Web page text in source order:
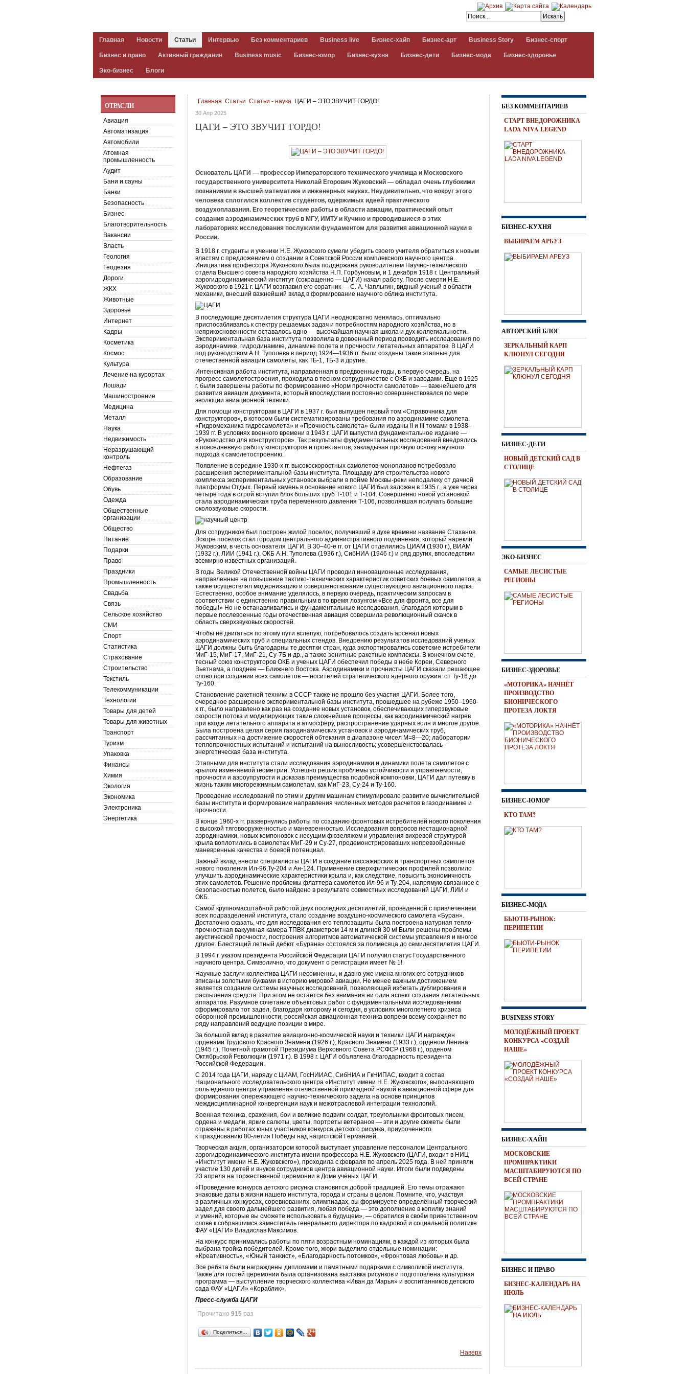
Главная Новости Статьи Интервью Без комментариев Business live Бизнес-хайп Бизнес-арт Business Story Бизнес-спорт
Бизнес и право Активный гражданин Business music Бизнес-юмор Бизнес-кухня Бизнес-дети Бизнес-мода Бизнес-здоровье
Эко-бизнес Блоги
Главная Статьи Статьи - наука ЦАГИ – ЭТО ЗВУЧИТ ГОРДО!
30 Апр 2025
ЦАГИ – ЭТО ЗВУЧИТ ГОРДО!
Основатель ЦАГИ — профессор Императорского технического училища и Московского
государственного университета Николай Егорович Жуковский — обладал очень глубокими
познаниями в высшей математике и инженерных науках. Неудивительно, что вокруг этого
человека сплотился коллектив студентов, одержимых идеей практического
воздухоплавания. Его теоретические работы в области авиации, практический опыт
создания аэродинамических труб в МГУ, ИМТУ и Кучино и проводившиеся в этих
лабораториях исследования послужили фундаментом для развития авиационной науки в
России.
В 1918 г. студенты и ученики Н.Е. Жуковского сумели убедить своего учителя обратиться к новым
властям с предложением о создании в Советской России комплексного научного центра.
Инициатива профессора Жуковского была поддержана руководителем Научно-технического
отдела Высшего совета народного хозяйства Н.П. Горбуновым, и 1 декабря 1918 г. Центральный
аэрогидродинамический институт (сокращенно — ЦАГИ) начал работу. После смерти Н.Е.
Жуковского в 1921 г. ЦАГИ возглавил его соратник — С. А. Чаплыгин, видный ученый в области
механики, внесший важнейший вклад в формирование научного облика института.
В последующие десятилетия структура ЦАГИ неоднократно менялась, оптимально
приспосабливаясь к спектру решаемых задач и потребностям народного хозяйства, но в
неприкосновенности оставалось одно — высочайшая научная школа и дух коллегиальности.
Экспериментальная база института позволила в довоенный период проводить исследования по
аэродинамике, гидродинамике, динамике полета и прочности летательных аппаратов. В ЦАГИ
под руководством А.Н. Туполева в период 1924—1936 гг. были созданы такие этапные для
отечественной авиации самолеты, как ТБ-1, ТБ-3 и другие.
Интенсивная работа института, направленная в предвоенные годы, в первую очередь, на
прогресс самолетостроения, проходила в тесном сотрудничестве с ОКБ и заводами. Еще в 1925
г. были завершены работы по формированию «Норм прочности самолетов» — важнейшего для
развития авиации документа, который впоследствии постоянно совершенствовался по мере
эволюции авиационной техники.
Для помощи конструкторам в ЦАГИ в 1937 г. был выпущен первый том «Справочника для
конструкторов», в котором были систематизированы требования по аэродинамике самолета.
«Гидромеханика гидросамолета» и «Прочность самолета» были изданы II и III томами в 1938–
1939 гг. В условиях военного времени в 1943 г. ЦАГИ выпустил фундаментальное издание —
«Руководство для конструкторов». Так результаты фундаментальных исследований внедрялись
в повседневную работу конструкторов и проектантов, закладывая прочную основу научного
подхода к самолетостроению.
Появление в середине 1930-х гг. высокоскоростных самолетов-монопланов потребовало
расширения экспериментальной базы института. Площадку для строительства нового
комплекса экспериментальных установок выбрали в пойме Москвы-реки неподалеку от дачной
платформы Отдых. Первый камень в основание нового ЦАГИ был заложен в 1935 г., а уже через
четыре года в строй вступил блок больших труб Т-101 и Т-104. Совершенно новой установкой
стала аэродинамическая труба переменного давления Т-106, позволявшая получать большие
околозвуковые скорости.
Для сотрудников был построен жилой поселок, получивший в духе времени название Стаханов.
Вскоре поселок стал городом центрального административного подчинения, который нарекли
Жуковским, в честь основателя ЦАГИ. В 30–40-е гг. от ЦАГИ отделились ЦИАМ (1930 г.), ВИАМ
(1932 г.), ЛИИ (1941 г.), ОКБ А.Н. Туполева (1936 г.), СибНИА (1946 г.) и ряд других, впоследствии
всемирно известных организаций.
В годы Великой Отечественной войны ЦАГИ проводил инновационные исследования,
направленные на повышение тактико-технических характеристик советских боевых самолетов, а
также осуществлял модернизацию и совершенствование существующего авиационного парка.
Естественно, особое внимание уделялось, в первую очередь, практическим запросам в
соответствии с единственно правильным в то время лозунгом «Все для фронта, все для
победы!» Но не останавливались и фундаментальные исследования, благодаря которым в
первые послевоенные годы отечественная авиация совершила революционный скачок в
область сверхзвуковых скоростей.
Чтобы не двигаться по этому пути вслепую, потребовалось создать арсенал новых
аэродинамических труб и специальных стендов. Внедрению результатов исследований ученых
ЦАГИ должны быть благодарны те десятки стран, куда экспортировались советские истребители
МиГ-15, МиГ-17, МиГ-21, Су-7Б и др., а также зенитные ракетные комплексы. В конечном счете,
тесный союз конструкторов ОКБ и ученых ЦАГИ обеспечил победы в небе Кореи, Северного
Вьетнама, а позднее — Ближнего Востока. Аэродинамики и прочнисты ЦАГИ сказали решающее
слово при создании всех самолетов — носителей стратегического ядерного оружия: от Ту-16 до
Ту-160.
Становление ракетной техники в СССР также не прошло без участия ЦАГИ. Более того,
очередное расширение экспериментальной базы института, прошедшее на рубеже 1950–1960-
х гг., было направлено как раз на создание новых установок, обеспечивающих гиперзвуковые
скорости потока и моделирующих такие сложнейшие процессы, как аэродинамический нагрев
при входе летательного аппарата в атмосферу, распространение ударных волн и многое другое.
Была построена целая серия газодинамических установок и аэродинамических труб,
рассчитанных на достижение скоростей обтекания в диапазоне чисел М=8—20; лаборатории
теплопрочностных испытаний и испытаний на выносливость; усовершенствовалась
энергетическая база института.
Этапными для института стали исследования аэродинамики и динамики полета самолетов с
крылом изменяемой геометрии. Успешно решив проблемы устойчивости и управляемости,
прочности и аэроупругости и доказав преимущества подобной компоновки, ЦАГИ дал путевку в
жизнь таким многорежимным самолетам, как МиГ-23, Су-24 и Ту-160.
Проведение исследований по этим и другим машинам стимулировало развитие вычислительной
базы института и формирование направления численных методов расчетов в газодинамике и
прочности.
В конце 1960-х гг. развернулись работы по созданию фронтовых истребителей нового поколения
с высокой тяговооруженностью и маневренностью. Исследования вопросов нестационарной
аэродинамики, новых компоновок с несущим фюзеляжем и управления вихревой структурой
крыла воплотились в самолетах МиГ-29 и Су-27, продемонстрировавших непревзойденные
маневренные качества и боевой потенциал.
Важный вклад внесли специалисты ЦАГИ в создание пассажирских и транспортных самолетов
нового поколения Ил-96,Ту-204 и Ан-124. Применение сверхкритических профилей позволило
улучшить аэродинамические характеристики крыла и, как следствие, повысить экономичность
этих самолетов. Решение проблемы флаттера самолетов Ил-96 и Ту-204, напрямую связанное с
безопасностью полетов, было найдено в результате совместных исследований ЦАГИ, ЛИИ и
ОКБ.
Самой крупномасштабной работой двух последних десятилетий, проведенной с привлечением
всех подразделений института, стало создание воздушно-космического самолета «Буран».
Достаточно сказать, что для исследования его теплозащиты была построена натурная тепло-
прочностная вакуумная камера ТПВК диаметром 14 м и длиной 30 м! Были решены проблемы
акустической прочности, построения алгоритмов автоматической системы управления и многое
другое. Блестящий летный дебют «Бурана» состоялся за полмесяца до семидесятилетия ЦАГИ.
В 1994 г. указом президента Российской Федерации ЦАГИ получил статус Государственного
научного центра. Символично, что документ о регистрации имеет № 1!
Научные заслуги коллектива ЦАГИ несомненны, и давно уже имена многих его сотрудников
вписаны золотыми буквами в историю мировой авиации. Не менее важным достижением
является создание системы научных исследований, позволяющей избегать дублирования и
распыления средств. При этом не остается без внимания ни один аспект создания летательных
аппаратов. Разумное сочетание объектовых работ с фундаментальными исследованиями
сформировало тот задел, благодаря которому и сегодня, в условиях многолетнего кризиса
оборонной промышленности, российская авиационная техника вопреки всему сохраняет по
ряду направлений ведущие позиции в мире.
За большой вклад в развитие авиационно-космической науки и техники ЦАГИ награжден
орденами Трудового Красного Знамени (1926 г.), Красного Знамени (1933 г.), орденом Ленина
(1945 г.), Почетной грамотой Президиума Верховного Совета РСФСР (1968 г.), орденом
Октябрьской Революции (1971 г.). В 1998 г. ЦАГИ объявлена благодарность президента
Российской Федерации.
С 2014 года ЦАГИ, наряду с ЦИАМ, ГосНИИАС, СибНИА и ГкНИПАС, входит в состав
Национального исследовательского центра «Институт имени Н.Е. Жуковского», выполняющего
роль единого центра управления отечественной прикладной наукой в авиационной сфере для
формирования опережающего научно-технического задела на основе принципов
междисциплинарной конвергенции наук и межотраслевой интеграции технологий.
Военная техника, сражения, бои и великие подвиги солдат, треугольники фронтовых писем,
ордена и медали, яркие салюты, цветы, портреты ветеранов — эти и другие сюжеты были
отражены в работах юных участников конкурса детского рисунка, приуроченного
к празднованию 80-летия Победы над нацистской Германией.
Творческая акция, организатором которой выступает управление персоналом Центрального
аэрогидродинамического института имени профессора Н.Е. Жуковского (ЦАГИ, входит в НИЦ
«Институт имени Н.Е. Жуковского»), проходила с февраля по апрель 2025 года. В ней приняли
участие 130 детей и внуков сотрудников центра авиационной науки. Итоги были подведены
23 апреля на торжественной церемонии в Доме учёных ЦАГИ.
«Проведение конкурса детского рисунка становится доброй традицией. Его темы отражают
знаковые даты в жизни нашего института, города и страны в целом. Помните, что, участвуя
в различных конкурсах, соревнованиях, олимпиадах, вы формируете определённый творческий
задел для своего дальнейшего развития, любая победа — это дополнение в копилку знаний
и умений, которые вы сможете использовать в будущем», — обратился в своём приветственном
слове к собравшимся заместитель генерального директора по кадровой и социальной политике
ФАУ «ЦАГИ» Владислав Максимов.
На конкурс принимались работы по пяти возрастным номинациям, в каждой из которых была
выбрана тройка победителей. Кроме того, жюри выделило отдельные номинации:
«Креативность», «Юный танкист», «Благодарность потомков», «Фронтовая любовь» и др.
Все ребята были награждены дипломами и памятными подарками с символикой института.
Также для гостей церемонии была организована выставка рисунков и подготовлена культурная
программа — выступление творческого коллектива «Иван да Марья» и воспитанников детского
сада ФАУ «ЦАГИ» «Кораблик».
Пресс-служба ЦАГИ
Прочитано915 раз
Поделиться…
Наверх
ОТРАСЛИ
Авиация
Автоматизация
Автомобили
Атомная
промышленность
Аудит
Бани и сауны
Банки
Безопасность
Бизнес
Благотворительность
Вакансии
Власть
Геология
Геодезия
Дороги
ЖКХ
Животные
Здоровье
Интернет
Кадры
Косметика
Космос
Культура
Лечение на курортах
Лошади
Машиностроение
Медицина
Металл
Наука
Недвижимость
Неразрушающий
контроль
Нефтегаз
Образование
Обувь
Одежда
Общественные
организации
Общество
Питание
Подарки
Право
Праздники
Промышленность
Свадьба
Связь
Сельское хозяйство
СМИ
Спорт
Статистика
Страхование
Строительство
Текстиль
Телекоммуникации
Технологии
Товары для детей
Товары для животных
Транспорт
Туризм
Упаковка
Финансы
Химия
Экология
Экономика
Электроника
Энергетика
БЕЗ КОММЕНТАРИЕВ
СТАРТ ВНЕДОРОЖНИКА
LADA NIVA LEGEND
БИЗНЕС-КУХНЯ
ВЫБИРАЕМ АРБУЗ
АВТОРСКИЙ БЛОГ
ЗЕРКАЛЬНЫЙ КАРП
КЛЮНУЛ СЕГОДНЯ
БИЗНЕС-ДЕТИ
НОВЫЙ ДЕТСКИЙ САД В
СТОЛИЦЕ
ЭКО-БИЗНЕС
САМЫЕ ЛЕСИСТЫЕ
РЕГИОНЫ
БИЗНЕС-ЗДОРОВЬЕ
«МОТОРИКА» НАЧНЁТ
ПРОИЗВОДСТВО
БИОНИЧЕСКОГО
ПРОТЕЗА ЛОКТЯ
БИЗНЕС-ЮМОР
КТО ТАМ?
БИЗНЕС-МОДА
БЬЮТИ-РЫНОК:
ПЕРИПЕТИИ
BUSINESS STORY
МОЛОДЁЖНЫЙ ПРОЕКТ
КОНКУРСА «СОЗДАЙ
НАШЕ»
БИЗНЕС-ХАЙП
МОСКОВСКИЕ
ПРОМПРАКТИКИ
МАСШТАБИРУЮТСЯ ПО
ВСЕЙ СТРАНЕ
БИЗНЕС И ПРАВО
БИЗНЕС-КАЛЕНДАРЬ НА
ИЮЛЬ